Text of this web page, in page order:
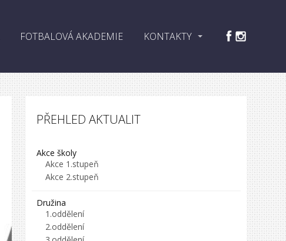
FOTBALOVÁ AKADEMIE KONTAKTY
PŘEHLED AKTUALIT
Akce školy
Akce 1.stupeň
Akce 2.stupeň
Družina
1.oddělení
2.oddělení